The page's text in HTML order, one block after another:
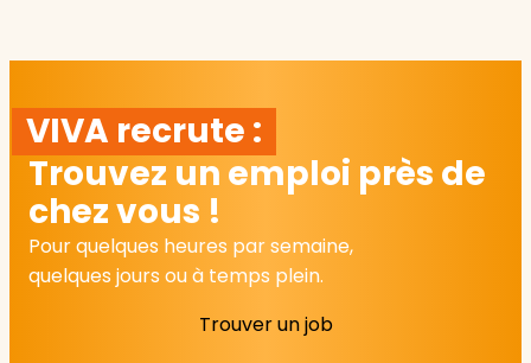
VIVA recrute :
Trouvez un emploi près de
chez vous !
Pour quelques heures par semaine,
quelques jours ou à temps plein.
Trouver un job